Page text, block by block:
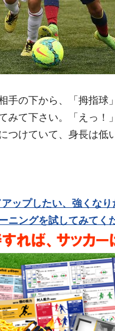
手の下から、「拇指球
みて下さい。「えっ！
つけていて、身長は低
アップしたい、強くな
ニングを試してみてく